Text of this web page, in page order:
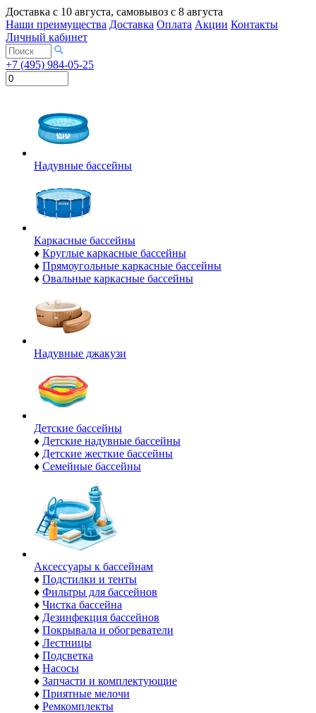
Доставка с 10 августа, самовывоз с 8 августа
Наши преимущества Доставка Оплата Акции Контакты
Личный кабинет
+7 (495) 984-05-25
Надувные бассейны
Каркасные бассейны
♦ Круглые каркасные бассейны
♦ Прямоугольные каркасные бассейны
♦ Овальные каркасные бассейны
Надувные джакузи
Детские бассейны
♦ Детские надувные бассейны
♦ Детские жесткие бассейны
♦ Семейные бассейны
Аксессуары к бассейнам
♦ Подстилки и тенты
♦ Фильтры для бассейнов
♦ Чистка бассейна
♦ Дезинфекция бассейнов
♦ Покрывала и обогреватели
♦ Лестницы
♦ Подсветка
♦ Насосы
♦ Запчасти и комплектующие
♦ Приятные мелочи
♦ Ремкомплекты